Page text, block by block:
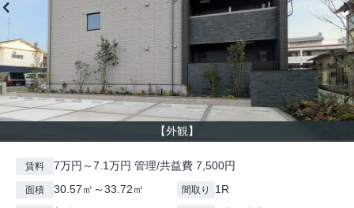
【外観】
賃料 7万円～7.1万円 管理/共益費 7,500円
面積 30.57㎡～33.72㎡ 間取り 1R